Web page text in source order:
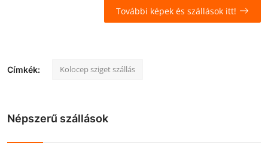
További képek és szállások itt!
Címkék: Kolocep sziget szállás
Népszerű szállások